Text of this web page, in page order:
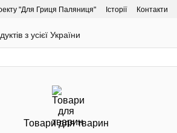
"Для Гриця Паляниця" Історії Контакти
з усієї України
Товари для тварин